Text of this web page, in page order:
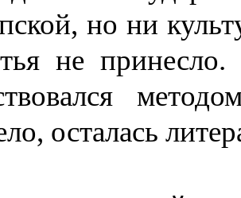
но ни
не
осталась